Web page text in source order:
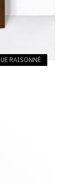
RAISONNÉ